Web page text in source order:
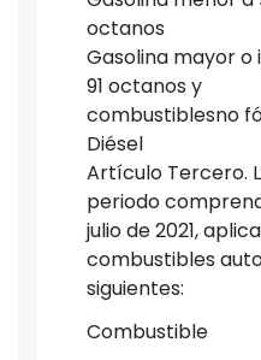
octanos
Gasolina mayor o
91 octanos y
combustiblesno
Diésel
Artículo Tercero.
periodo
julio de 2021,
combustibles
siguientes:
Combustible